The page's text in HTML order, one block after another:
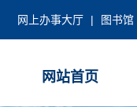
网上办事大厅 | 图书馆
网站首页